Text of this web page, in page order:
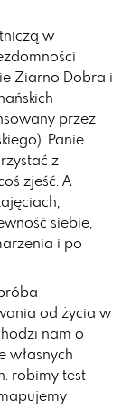
w
Ziarno Dobra i
przez
Panie
z
zjeść. A
siebie,
i po
od życia w
nam o
własnych
robimy test